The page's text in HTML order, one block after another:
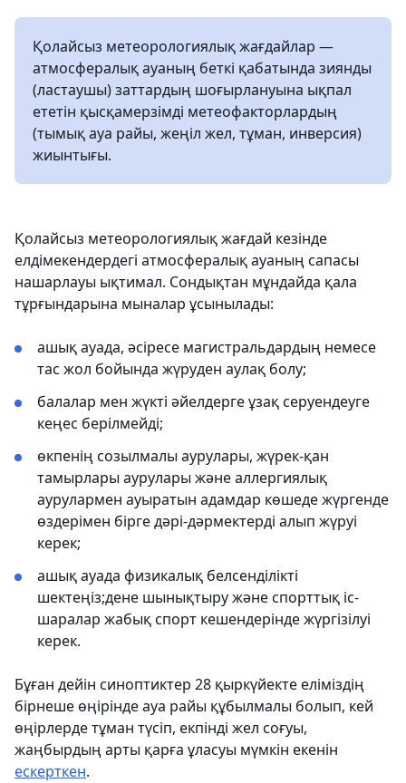
Қолайсыз метеорологиялық жағдайлар —
атмосфералық ауаның беткі қабатында зиянды
(ластаушы) заттардың шоғырлануына ықпал
ететін қысқамерзімді метеофакторлардың
(тымық ауа райы, жеңіл жел, тұман, инверсия)
жиынтығы.
Қолайсыз метеорологиялық жағдай кезінде
елдімекендердегі атмосфералық ауаның сапасы
нашарлауы ықтимал. Сондықтан мұндайда қала
тұрғындарына мыналар ұсынылады:
ашық ауада, әсіресе магистральдардың немесе
тас жол бойында жүруден аулақ болу;
балалар мен жүкті әйелдерге ұзақ серуендеуге
кеңес берілмейді;
өкпенің созылмалы аурулары, жүрек-қан
тамырлары аурулары және аллергиялық
аурулармен ауыратын адамдар көшеде жүргенде
өздерімен бірге дәрі-дәрмектерді алып жүруі
керек;
ашық ауада физикалық белсенділікті
шектеңіз;дене шынықтыру және спорттық іс-
шаралар жабық спорт кешендерінде жүргізілуі
керек.
Бұған дейін синоптиктер 28 қыркүйекте еліміздің
бірнеше өңірінде ауа райы құбылмалы болып, кей
өңірлерде тұман түсіп, екпінді жел соғуы,
жаңбырдың арты қарға ұласуы мүмкін екенін
ескерткен.